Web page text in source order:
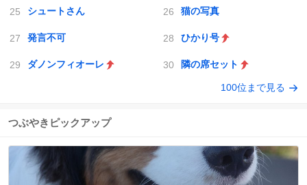
シュートさん 猫の写真
発言不可 ひかり号
ダノンフィオーレ 隣の席セット
100位まで見る
つぶやきピックアップ